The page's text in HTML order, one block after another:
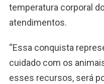
temperatura corporal
atendimentos.
“Essa conquista
cuidado com os
esses recursos, será